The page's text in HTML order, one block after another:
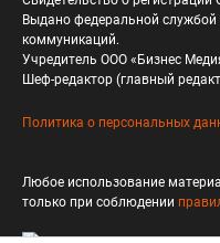
Выдано федеральной
коммуникаций.
Учредитель ООО «Бизнес
Шеф-редактор (главный
Политика о персональных
Любое использование
только при соблюдении